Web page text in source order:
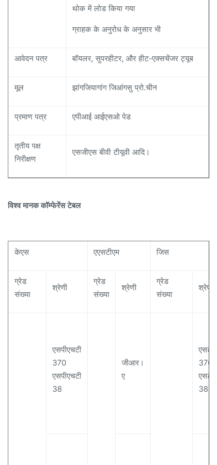
थोक में लोड किया गया
ग्राहक के अनुरोध के अनुसार भी
आवेदन पत्र बॉयलर, सुपरहीटर, और हीट-एक्सचेंजर ट्यूब
मूल झांगजियागांग जिआंगसु प्रो.चीन
प्रमाण पत्र एपीआई आईएसओ पेड
तृतीय पक्ष
निरीक्षण
एसजीएस बीवी टीयूवी आदि।
विश्व मानक कॉम्फेरेंस टेबल
केएस एएसटीएम जिस
ग्रेड
संख्या
श्रेणी
ग्रेड
संख्या
श्रेणी
ग्रेड
संख्या
श्रेणी
एसपीएचटी
370
एसपीएचटी
38
जीआर।
ए
370
38